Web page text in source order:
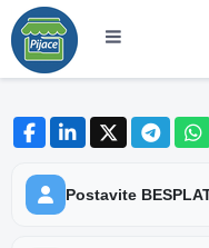
Postavite